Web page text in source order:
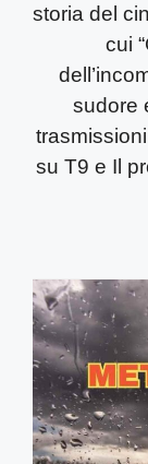
storia del
cui
sudore
su T9 e Il